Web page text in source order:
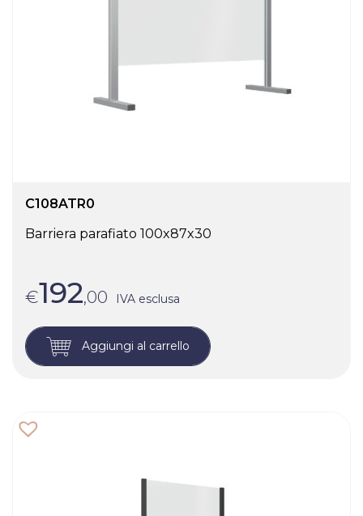
C108ATR0
Barriera parafiato 100x87x30
€192,00 IVA esclusa
Aggiungi al carrello